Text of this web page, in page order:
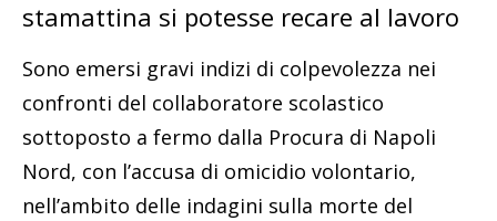
stamattina si potesse recare al lavoro
Sono emersi gravi indizi di colpevolezza nei
confronti del collaboratore scolastico
sottoposto a fermo dalla Procura di Napoli
Nord, con l’accusa di omicidio volontario,
nell’ambito delle indagini sulla morte del